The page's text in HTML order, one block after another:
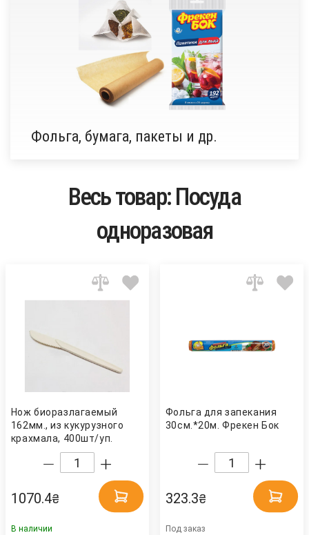
Фольга, бумага, пакеты и др.
Весь товар: Посуда
одноразовая
Нож биоразлагаемый
162мм., из кукурузного
крахмала, 400шт/уп.
1070.4₴
В наличии
Фольга для запекания
30см.*20м. Фрекен Бок
323.3₴
Под заказ